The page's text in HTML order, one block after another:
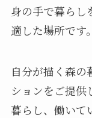
身の手で暮らし
適した場所です。
自分が描く森の
ションをご提
暮らし、働いて